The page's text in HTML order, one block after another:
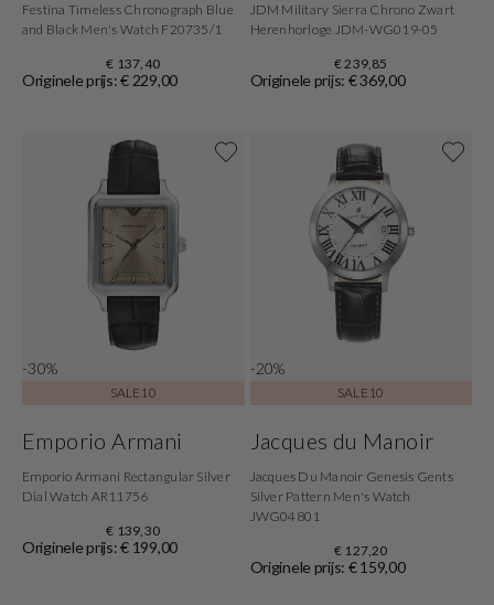
Festina Timeless Chronograph Blue
and Black Men's Watch F20735/1
€ 137,40
Originele prijs: € 229,00
JDM Military Sierra Chrono Zwart
Herenhorloge JDM-WG019-05
€ 239,85
Originele prijs: € 369,00
-30%
SALE10
Emporio Armani
Emporio Armani Rectangular Silver
Dial Watch AR11756
€ 139,30
Originele prijs: € 199,00
-20%
SALE10
Jacques du Manoir
Jacques Du Manoir Genesis Gents
Silver Pattern Men's Watch
JWG04801
€ 127,20
Originele prijs: € 159,00